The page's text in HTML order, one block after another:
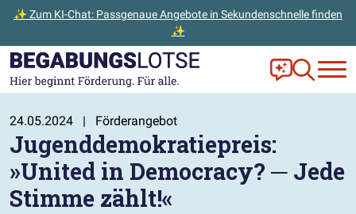
✨ Zum KI-Chat: Passgenaue Angebote in Sekundenschnelle finden
✨
Zum Hauptinhalt der Seite springen
Zur Startseite gehen Frag Ella!
Zur
24.05.2024 | Förderangebot
Jugenddemokratiepreis:
»United in Democracy? ─ Jede
Stimme zählt!«